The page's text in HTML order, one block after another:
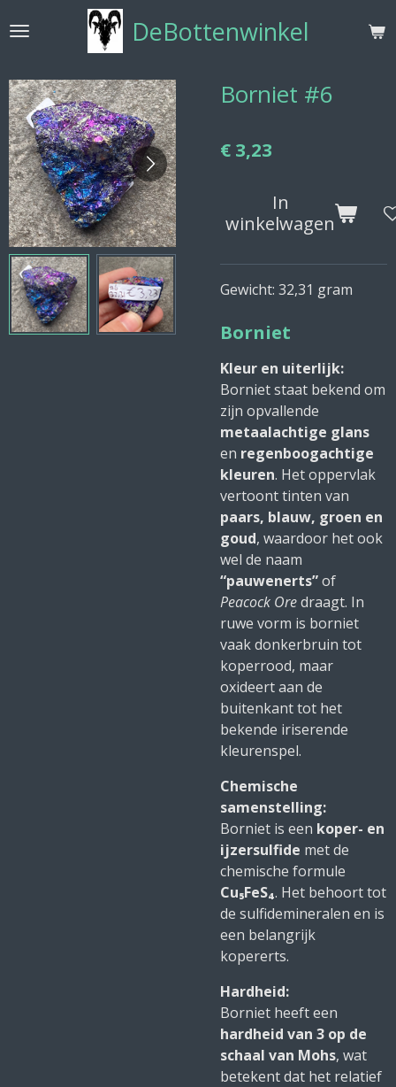
direct
de
hoofdinhoud
DeBottenwinkel
Borniet #6
€ 3,23
In
winkelwagen
Gewicht: 32,31 gram
Borniet
Kleur en uiterlijk:
Borniet staat bekend om
zijn opvallende
metaalachtige glans
en regenboogachtige
kleuren. Het oppervlak
vertoont tinten van
paars, blauw, groen en
goud, waardoor het ook
wel de naam
“pauwenerts”of
Peacock Oredraagt. In
ruwe vorm is borniet
vaak donkerbruin tot
koperrood, maar
oxideert aan de
buitenkant tot het
bekende iriserende
kleurenspel.
Chemische
samenstelling:
Borniet is een koper- en
ijzersulfide met de
chemische formule
Cu₅FeS₄. Het behoort tot
de sulfidemineralen en is
een belangrijk
kopererts.
Hardheid:
Borniet heeft een
hardheid van 3 op de
schaal van Mohs, wat
betekent dat het relatief